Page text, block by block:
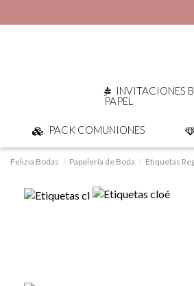
INVITACIONES
PAPEL
PACK COMUNIONES
Felizia Bodas Papelería de Boda Etiquetas